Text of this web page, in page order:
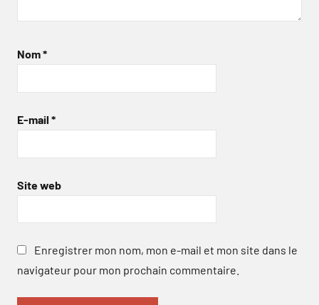
Nom*
E-mail *
Site web
Enregistrer mon nom, mon e-mail et mon site dans le
navigateur pour mon prochain commentaire.